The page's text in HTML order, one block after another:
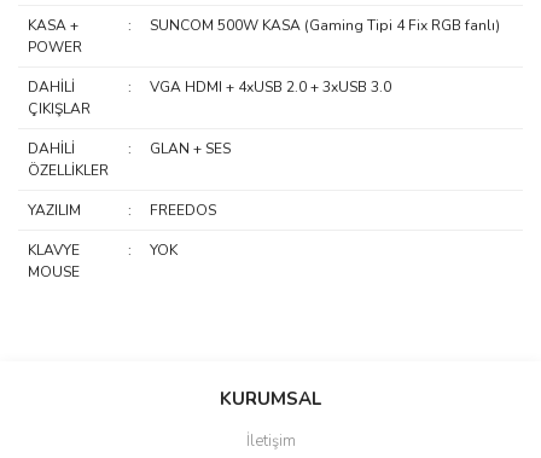
KASA +
POWER
: SUNCOM 500W KASA (Gaming Tipi 4 Fix RGB fanlı)
DAHİLİ
ÇIKIŞLAR
: VGA HDMI + 4xUSB 2.0 + 3xUSB 3.0
DAHİLİ
ÖZELLİKLER
: GLAN + SES
YAZILIM : FREEDOS
KLAVYE
MOUSE
: YOK
Bu ürüne ilk yorumu siz yapın!
KURUMSAL
İletişim